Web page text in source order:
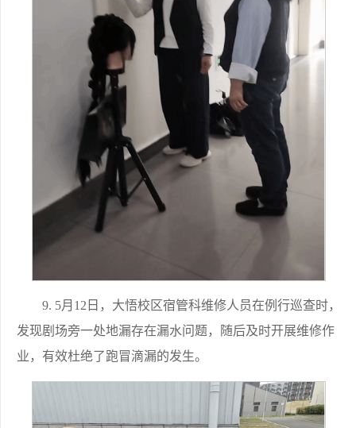
9. 5月12日，大悟校区宿管科维修人员在例行巡查时，
发现剧场旁一处地漏存在漏水问题，随后及时开展维修作
业，有效杜绝了跑冒滴漏的发生。